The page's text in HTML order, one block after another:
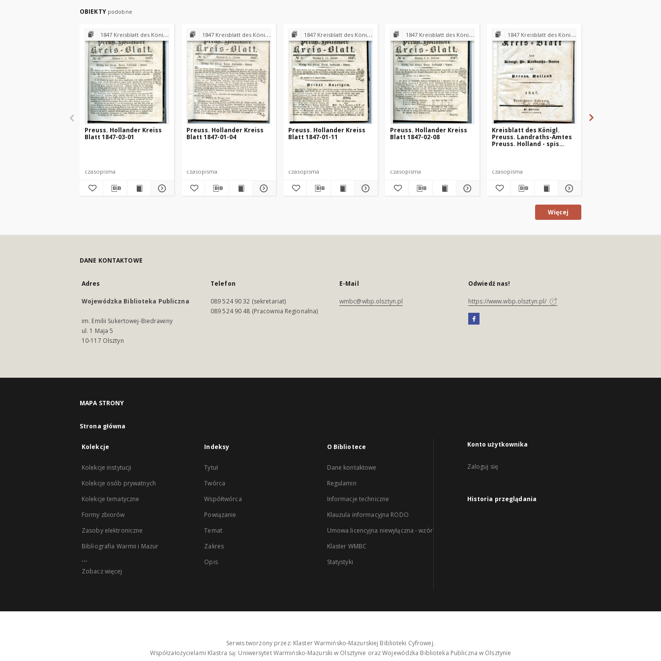
OBIEKTY podobne
1847 Kreisblatt des Königl. Preuss. Landraths-Amtes Preuss. Holland
Preuss. Hollander Kreiss
Blatt 1847-03-01
czasopisma
1847 Kreisblatt des Königl. Preuss. Landraths-Amtes Preuss. Holland
Preuss. Hollander Kreiss
Blatt 1847-01-04
czasopisma
1847 Kreisblatt des Königl. Preuss. Landraths-Amtes Preuss. Holland
Preuss. Hollander Kreiss
Blatt 1847-01-11
czasopisma
1847 Kreisblatt des Königl. Preuss. Landraths-Amtes Preuss. Holland
Preuss. Hollander Kreiss
Blatt 1847-02-08
czasopisma
1847 Kreisblatt des Königl. Preuss. Landraths-Amtes Preuss. Holland
Kreisblatt des Königl.
Preuss. Landraths-Amtes
Preuss. Holland - spis
czasopisma
Więcej
DANE KONTAKTOWE
Adres
Wojewódzka Biblioteka Publiczna
im. Emilii Sukertowej-Biedrawiny
ul. 1 Maja 5
10-117 Olsztyn
Telefon
089 524 90 32 (sekretariat)
089 524 90 48 (Pracownia Regionalna)
E-Mail
wmbc@wbp.olsztyn.pl
Odwiedź nas!
https://www.wbp.olsztyn.pl/
MAPA STRONY
Strona główna
Kolekcje
Kolekcje instytucji
Kolekcje osób prywatnych
Kolekcje tematyczne
Formy zbiorów
Zasoby elektroniczne
Bibliografia Warmii i Mazur
...
Zobacz więcej
Indeksy
Tytuł
Twórca
Współtwórca
Powiązanie
Temat
Zakres
Opis
O Bibliotece
Dane kontaktowe
Regulamin
Informacje techniczne
Klauzula informacyjna RODO
Umowa licencyjna niewyłączna - wzór
Klaster WMBC
Statystyki
Konto użytkownika
Zaloguj się
Historia przeglądania
Serwis tworzony przez: Klaster Warmińsko-Mazurskiej Biblioteki Cyfrowej.
Współzałożycielami Klastra są: Uniwersytet Warmińsko-Mazurski w Olsztynie oraz Wojewódzka Biblioteka Publiczna w Olsztynie